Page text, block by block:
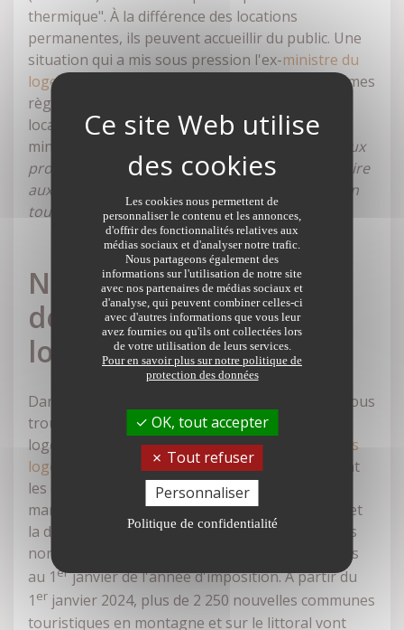
thermique". À la différence des locations
permanentes, ils peuvent accueillir du public. Une
situation qui a mis sous pression l'ex-ministre du
logement, Olivier Klein,
qui souhaite que les mêmes
règles d'interdiction prévalent aussi pour les
locations de courte durée. Selon le cabinet du
ministre,
"l'objectif étant de ne pas permettre aux
propriétaires qui louent à l'année de se soustraire
aux travaux en louant des logements en location
touristique".
Nouveauté 2 Extension
de la taxe sur les
logements vacants
Dans le cartable de l'ex-ministre du logement, nous
trouvons également un nouveau zonage sur les
logements vacants. Rappelons que la
taxe sur les
logements vacants(TLV) concerne exclusivement
les communes de plus de 50 000 habitants
marquées par un déséquilibre fort entre l'offre et
la demande. Cette taxe s'applique aux logements
non occupés depuis plus de deux ans consécutifs
au 1erjanvier de l'année d'imposition. À partir du
1 er janvier 2024, plus de 2 250 nouvelles communes
touristiques en montagne et sur le littoral vont
Les cookies nous permettent de
personnaliser le contenu et les annonces,
d'offrir des fonctionnalités relatives aux
médias sociaux et d'analyser notre trafic.
Nous partageons également des
informations sur l'utilisation de notre site
avec nos partenaires de médias sociaux et
d'analyse, qui peuvent combiner celles-ci
avec d'autres informations que vous leur
avez fournies ou qu'ils ont collectées lors
de votre utilisation de leurs services.
Pour en savoir plus sur notre politique de
protection des données
OK, tout accepter
Tout refuser
Personnaliser
Politique de confidentialité